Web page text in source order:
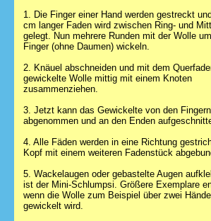
1. Die Finger einer Hand werden gestreckt
cm langer Faden wird zwischen Ring- und
gelegt. Nun mehrere Runden mit der Wolle
Finger (ohne Daumen) wickeln.
2. Knäuel abschneiden und mit dem
gewickelte Wolle mittig mit einem Knoten
zusammenziehen.
3. Jetzt kann das Gewickelte von den Fingern
abgenommen und an den Enden
4. Alle Fäden werden in eine Richtung
Kopf mit einem weiteren Fadenstück
5. Wackelaugen oder gebastelte Augen
ist der Mini-Schlumpsi. Größere Exemplare
wenn die Wolle zum Beispiel über zwei
gewickelt wird.